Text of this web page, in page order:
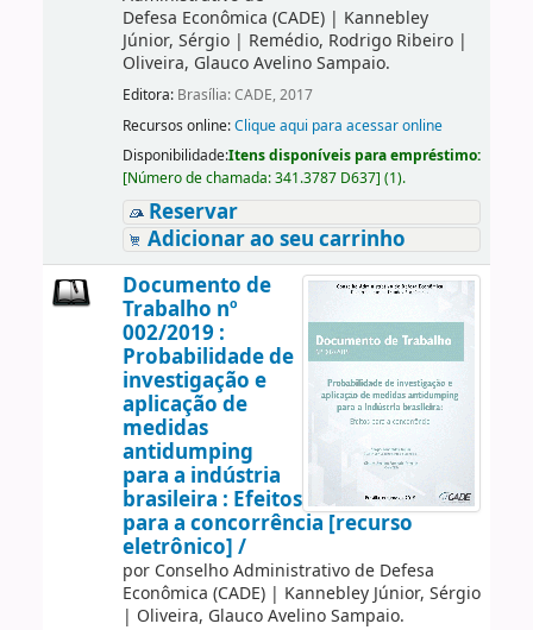
Defesa Econômica (CADE)| Kannebley
Júnior, Sérgio| Remédio, Rodrigo Ribeiro|
Oliveira, Glauco Avelino Sampaio.
Editora: Brasília: CADE, 2017
Recursos online:Clique aqui para acessar online
Disponibilidade:Itens disponíveis para empréstimo:
[Número de chamada:341.3787 D637] (1).
Reservar
Adicionar ao seu carrinho
Documento de
Trabalho nº
002/2019 :
Probabilidade de
investigação e
aplicação de
medidas
antidumping
para a indústria
brasileira : Efeitos
para a concorrência [recurso
eletrônico] /
por Conselho Administrativo de Defesa
Econômica (CADE)| Kannebley Júnior, Sérgio
| Oliveira, Glauco Avelino Sampaio.